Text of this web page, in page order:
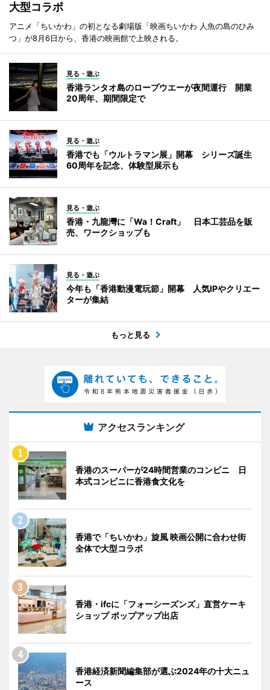
大型コラボ
アニメ「ちいかわ」の初となる劇場版「映画ちいかわ 人魚の島のひみ
つ」が8月6日から、香港の映画館で上映される。
見る・遊ぶ
香港ランタオ島のロープウエーが夜間運行 開業
20周年、期間限定で
見る・遊ぶ
香港でも「ウルトラマン展」開幕 シリーズ誕生
60周年を記念、体験型展示も
見る・遊ぶ
香港・九龍灣に「Wa！Craft」 日本工芸品を販
売、ワークショップも
見る・遊ぶ
今年も「香港動漫電玩節」開幕 人気IPやクリエー
ターが集結
もっと見る
アクセスランキング
香港のスーパーが24時間営業のコンビニ 日
本式コンビニに香港食文化を
香港で「ちいかわ」旋風 映画公開に合わせ街
全体で大型コラボ
香港・ifcに「フォーシーズンズ」直営ケーキ
ショップ ポップアップ出店
香港経済新聞編集部が選ぶ2024年の十大ニュ
ース